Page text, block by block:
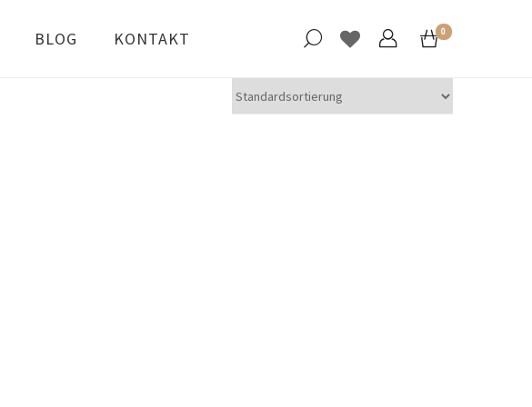
BLOG KONTAKT 0